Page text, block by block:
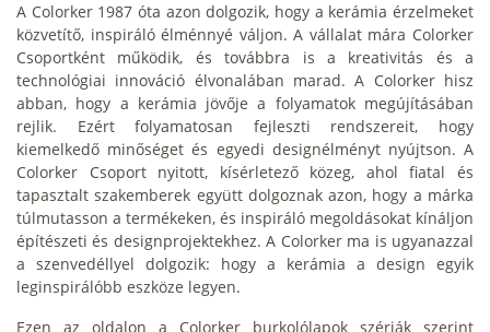
A Colorker 1987 óta azon dolgozik, hogy a kerámia érzelmeket
közvetítő, inspiráló élménnyé váljon. A vállalat mára Colorker
Csoportként működik, és továbbra is a kreativitás és a
technológiai innováció élvonalában marad. A Colorker hisz
abban, hogy a kerámia jövője a folyamatok megújításában
rejlik. Ezért folyamatosan fejleszti rendszereit, hogy
kiemelkedő minőséget és egyedi designélményt nyújtson. A
Colorker Csoport nyitott, kísérletező közeg, ahol fiatal és
tapasztalt szakemberek együtt dolgoznak azon, hogy a márka
túlmutasson a termékeken, és inspiráló megoldásokat kínáljon
építészeti és designprojektekhez. A Colorker ma is ugyanazzal
a szenvedéllyel dolgozik: hogy a kerámia a design egyik
leginspirálóbb eszköze legyen.
Ezen az oldalon a Colorker burkolólapok szériák szerint